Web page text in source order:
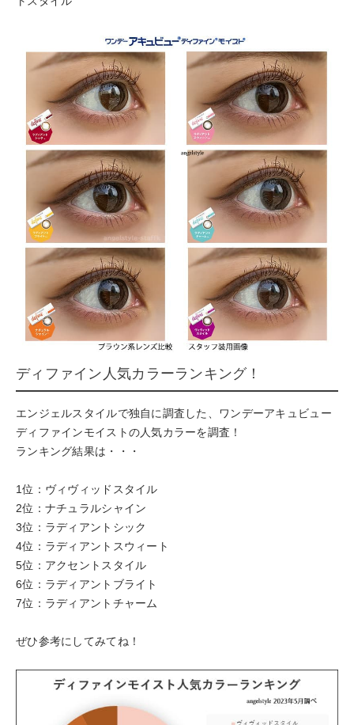
ディファイン人気カラーランキング！
エンジェルスタイルで独自に調査した、ワンデーアキュビュー
ディファインモイストの人気カラーを調査！
ランキング結果は・・・
1位：ヴィヴィッドスタイル
2位：ナチュラルシャイン
3位：ラディアントシック
4位：ラディアントスウィート
5位：アクセントスタイル
6位：ラディアントブライト
7位：ラディアントチャーム
ぜひ参考にしてみてね！